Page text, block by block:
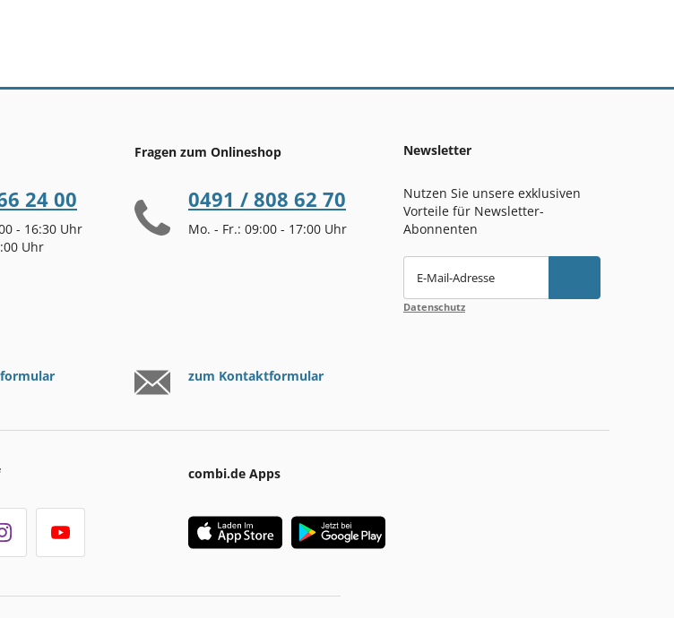
24 00
- 16:30 Uhr
Uhr
Fragen zum Onlineshop
0491 / 808 62 70
Mo. - Fr.: 09:00 - 17:00 Uhr
zum Kontaktformular
Newsletter
Nutzen Sie unsere exklusiven
Vorteile für Newsletter-
Abonnenten
E-Mail-Adresse
Datenschutz
combi.de Apps